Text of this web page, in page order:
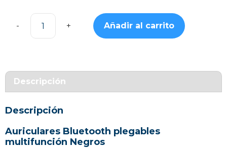
Auriculares
cantidad
Añadir al carrito
Descripción
Descripción
Auriculares Bluetooth plegables
multifunción Negros